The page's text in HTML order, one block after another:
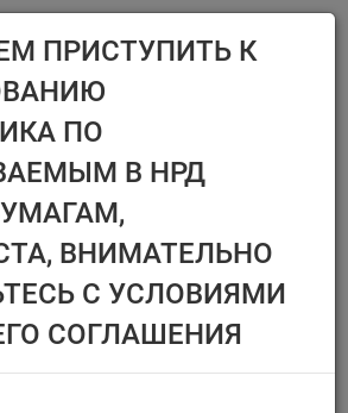
Ценные бумаги
БУМАГИ
ПРИСТУПИТЬ К
ПО
В НРД
ВНИМАТЕЛЬНО
С УСЛОВИЯМИ
СОГЛАШЕНИЯ
Ценные бумаги,
предназначенные
только для квал.
инвесторов